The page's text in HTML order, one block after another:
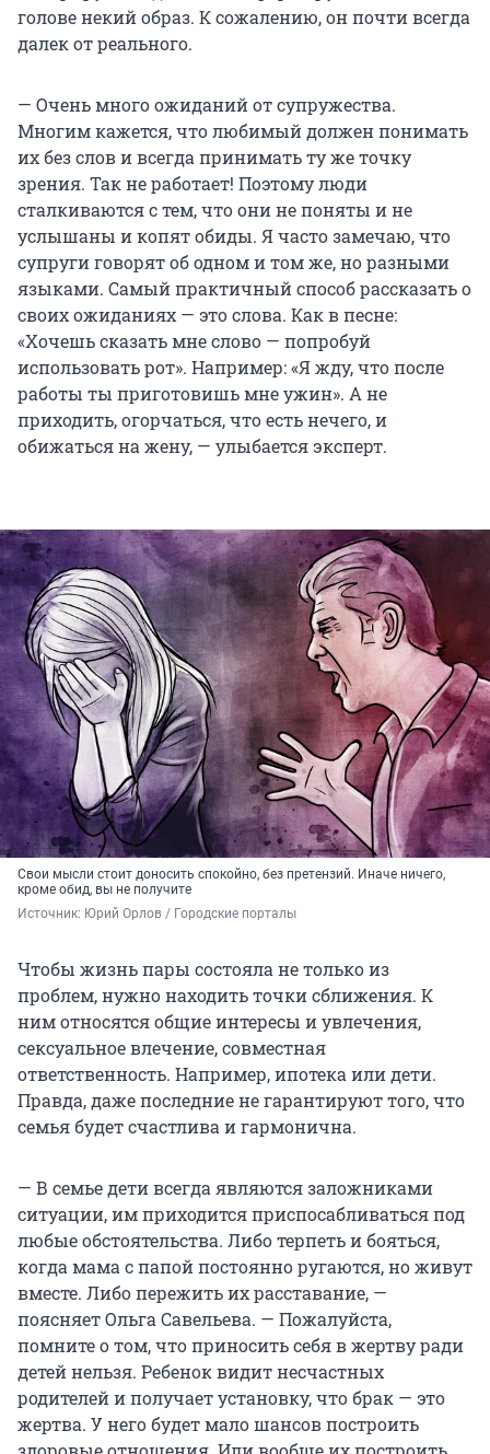
голове некий образ. К сожалению, он почти всегда
далек от реального.
— Очень много ожиданий от супружества.
Многим кажется, что любимый должен понимать
их без слов и всегда принимать ту же точку
зрения. Так не работает! Поэтому люди
сталкиваются с тем, что они не поняты и не
услышаны и копят обиды. Я часто замечаю, что
супруги говорят об одном и том же, но разными
языками. Самый практичный способ рассказать о
своих ожиданиях — это слова. Как в песне:
«Хочешь сказать мне слово — попробуй
использовать рот». Например: «Я жду, что после
работы ты приготовишь мне ужин». А не
приходить, огорчаться, что есть нечего, и
обижаться на жену, — улыбается эксперт.
Свои мысли стоит доносить спокойно, без претензий. Иначе ничего,
кроме обид, вы не получите
Источник: Юрий Орлов / Городские порталы
Чтобы жизнь пары состояла не только из
проблем, нужно находить точки сближения. К
ним относятся общие интересы и увлечения,
сексуальное влечение, совместная
ответственность. Например, ипотека или дети.
Правда, даже последние не гарантируют того, что
семья будет счастлива и гармонична.
— В семье дети всегда являются заложниками
ситуации, им приходится приспосабливаться под
любые обстоятельства. Либо терпеть и бояться,
когда мама с папой постоянно ругаются, но живут
вместе. Либо пережить их расставание, —
поясняет Ольга Савельева. — Пожалуйста,
помните о том, что приносить себя в жертву ради
детей нельзя. Ребенок видит несчастных
родителей и получает установку, что брак — это
жертва. У него будет мало шансов построить